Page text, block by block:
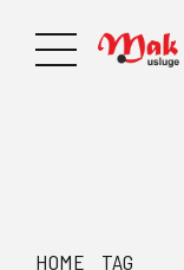
HOME TAG